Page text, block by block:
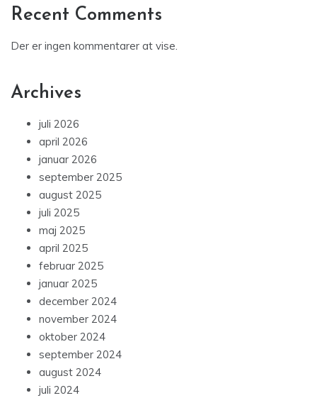
Recent Comments
Der er ingen kommentarer at vise.
Archives
juli 2026
april 2026
januar 2026
september 2025
august 2025
juli 2025
maj 2025
april 2025
februar 2025
januar 2025
december 2024
november 2024
oktober 2024
september 2024
august 2024
juli 2024